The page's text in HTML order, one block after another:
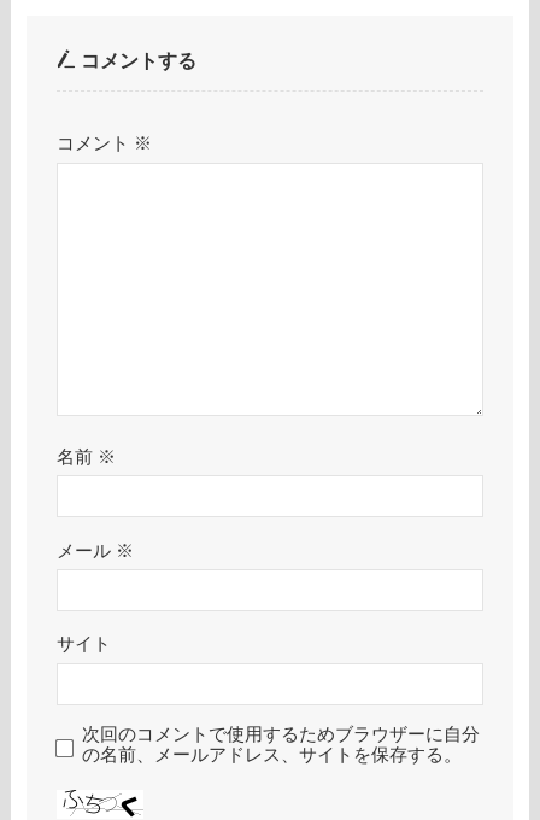
コメントする
コメント ※
名前 ※
メール ※
サイト
次回のコメントで使用するためブラウザーに自分
の名前、メールアドレス、サイトを保存する。